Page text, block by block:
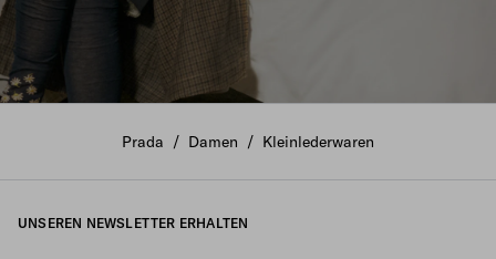
Die neue Damenkollektion
ENTDECKEN
Prada / Damen / Kleinlederwaren
UNSEREN NEWSLETTER ERHALTEN